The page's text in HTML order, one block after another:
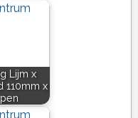
Lijm x
110mm x